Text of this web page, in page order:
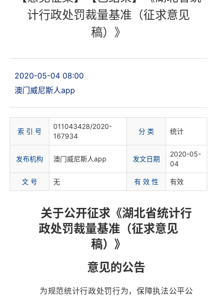
计行政处罚裁量基准（征求意见
稿）》
2020-05-04 08:00
澳门威尼斯人app
索 引 号
011043428/2020-
167934
分 类 统计
发布机构 澳门威尼斯人app 发文日期
2020-05-
04
文 号 无 有 效 性 有效
关于公开征求《湖北省统计行
政处罚裁量基准（征求意见
稿）》
意见的公告
为规范统计行政处罚行为，保障执法公平公